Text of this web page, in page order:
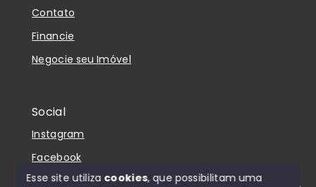
Contato
Financie
Negocie seu Imóvel
Social
Instagram
Facebook
Esse site utiliza cookies, que possibilitam uma